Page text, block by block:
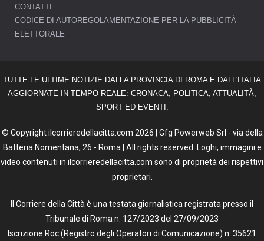
CONTATTI
CODICE DI AUTOREGOLAMENTAZIONE PER LA PUBBLICITÀ
ELETTORALE
TUTTE LE ULTIME NOTIZIE DALLA PROVINCIA DI ROMA E DALL'ITALIA
AGGIORNATE IN TEMPO REALE: CRONACA, POLITICA, ATTUALITÀ,
SPORT ED EVENTI.
© Copyright ilcorrieredellacitta.com 2026 | Gfg Powerweb Srl - via della
Batteria Nomentana, 26 - Roma | All rights reserved. Loghi, immagini e
video contenuti in ilcorrieredellacitta.com sono di proprietà dei rispettivi
proprietari.
Il Corriere della Città è una testata giornalistica registrata presso il
Tribunale di Roma n. 127/2023 del 27/09/2023
Iscrizione Roc (Registro degli Operatori di Comunicazione) n. 35621